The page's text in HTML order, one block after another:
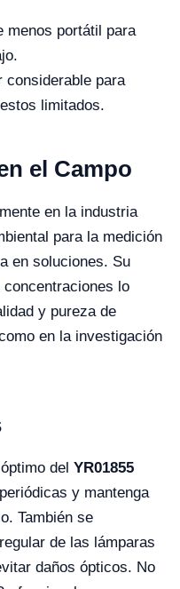
menos portátil para
considerable para
limitados.
el Campo
en la industria
para la medición
en soluciones. Su
lo
y pureza de
en la investigación
del YR01855
y mantenga
También se
de las lámparas
daños ópticos. No